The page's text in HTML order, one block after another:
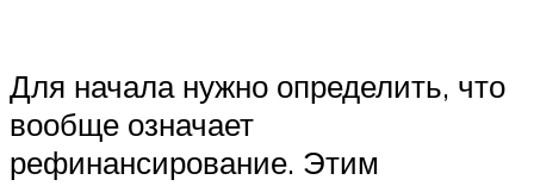
Для начала нужно определить, что
вообще означает
рефинансирование. Этим